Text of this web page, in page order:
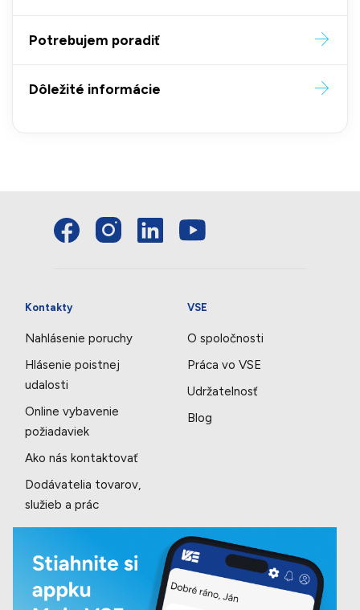
Potrebujem poradiť
Dôležité informácie
Kontakty
Nahlásenie poruchy
Hlásenie poistnej
udalosti
Online vybavenie
požiadaviek
Ako nás kontaktovať
Dodávatelia tovarov,
služieb a prác
VSE
O spoločnosti
Práca vo VSE
Udržatelnosť
Blog